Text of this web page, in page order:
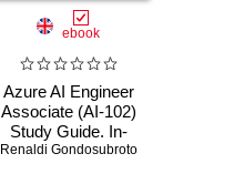
ebook
Azure AI Engineer
Associate (AI-102)
Study Guide. In-
Depth Certification
Renaldi Gondosubroto